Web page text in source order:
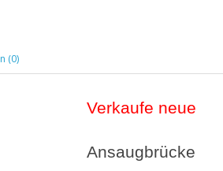
(0)
Verkaufe neue
Ansaugbrücke